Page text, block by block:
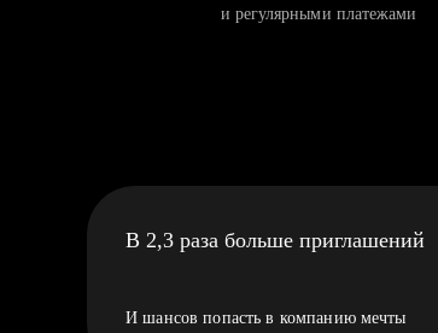
и регулярными платежами
В 2,3 раза больше приглашений
И шансов попасть в компанию мечты